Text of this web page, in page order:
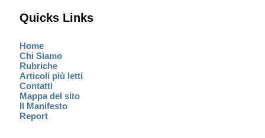
Quicks Links
Home
Chi Siamo
Rubriche
Articoli più letti
Contatti
Mappa del sito
Il Manifesto
Report